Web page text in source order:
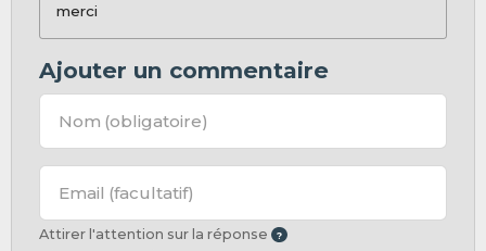
merci
Ajouter un commentaire
Nom (obligatoire)
Email (facultatif)
Attirer l'attention sur la réponse